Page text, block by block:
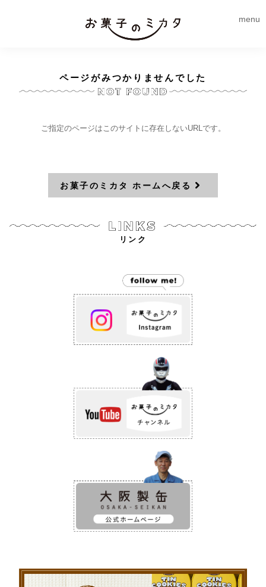
menu
ページがみつかりませんでした
ご指定のページはこのサイトに存在しないURLです。
お菓子のミカタ ホームへ戻る
リンク